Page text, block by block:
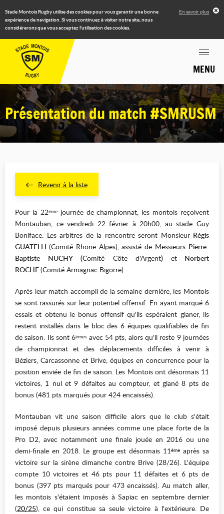
Stade Montois Rugby utilise des cookies pour vous garantir une bonne
expérience de navigation. Si vous continuez à visiter notre site, nous
considérerons que vous acceptez l'utilisation des cookies.
En savoir plus
MENU
Présentation du match #SMRUSM
Revenir à la liste
Pour la 22èmejournée de championnat, les montois reçoivent
Montauban, ce vendredi 22 février à 20h00, au stade Guy
Boniface. Les arbitres de la rencontre seront Monsieur Régis
GUATELLI (Comité Rhone Alpes), assisté de Messieurs Pierre-
Baptiste NUCHY
(Comité Côte d'Argent) etNorbert
ROCHE(Comité Armagnac Bigorre).
Après leur match accompli de la semaine dernière, les Montois
se sont rassurés sur leur potentiel offensif. En ayant marqué 6
essais et obtenu le bonus offensif qu'ils espéraient glaner, ils
restent installés dans le bloc des 6 équipes qualifiables de fin
de saison. Ils sont 6èmes avec 54 pts, alors qu'il reste 9 journées
de championnat et des déplacements difficiles à venir à
Béziers, Carcassonne et Brive, équipes en concurrence pour la
position enviée de fin de saison. Les Montois ont désormais 11
victoires, 1 nul et 9 défaites au compteur, et glané 8 pts de
bonus (481 pts marqués pour 424 encaissés).
Montauban vit une saison difficile alors que le club s'était
imposé depuis plusieurs années comme une place forte de la
Pro D2, avec notamment une finale jouée en 2016 ou une
demi-finale en 2018. Le groupe est désormais 11ème après sa
victoire sur la sirène dimanche contre Brive (28/26). L'équipe
compte 10 victoires et 46 pts pour 11 défaites et 6 pts de
bonus (397 pts marqués pour 473 encaissés). Au match aller,
les montois s'étaient imposés à Sapiac en septembre dernier
(20/25), ce qui constitue sa seule victoire à l'extérieure. De